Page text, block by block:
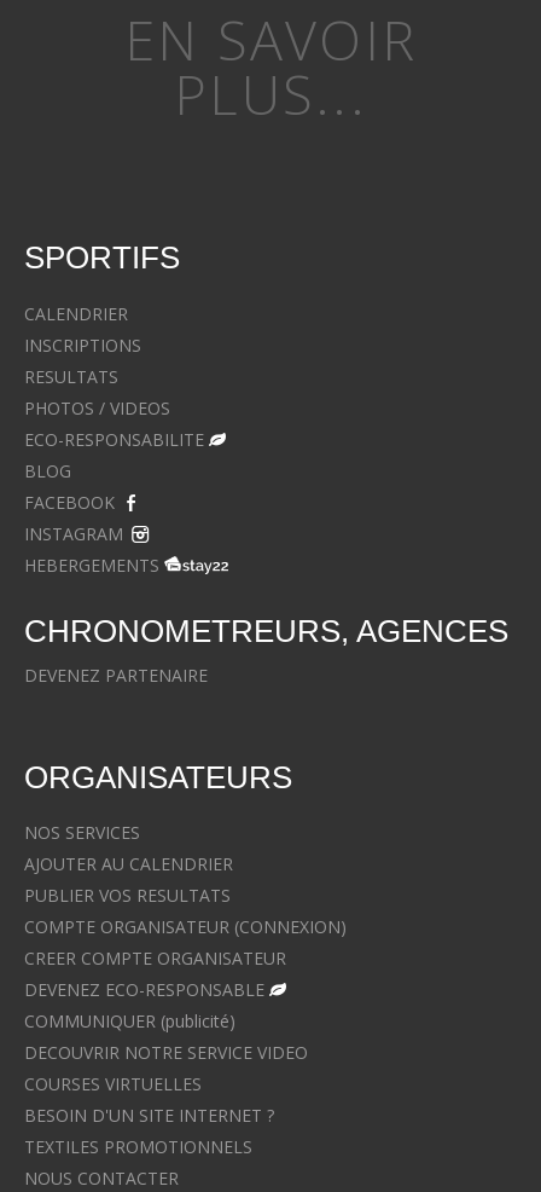
EN SAVOIR
PLUS...
SPORTIFS
CALENDRIER
INSCRIPTIONS
RESULTATS
PHOTOS / VIDEOS
ECO-RESPONSABILITE
BLOG
FACEBOOK
INSTAGRAM
HEBERGEMENTS
CHRONOMETREURS, AGENCES
DEVENEZ PARTENAIRE
ORGANISATEURS
NOS SERVICES
AJOUTER AU CALENDRIER
PUBLIER VOS RESULTATS
COMPTE ORGANISATEUR (CONNEXION)
CREER COMPTE ORGANISATEUR
DEVENEZ ECO-RESPONSABLE
COMMUNIQUER (publicité)
DECOUVRIR NOTRE SERVICE VIDEO
COURSES VIRTUELLES
BESOIN D'UN SITE INTERNET ?
TEXTILES PROMOTIONNELS
NOUS CONTACTER